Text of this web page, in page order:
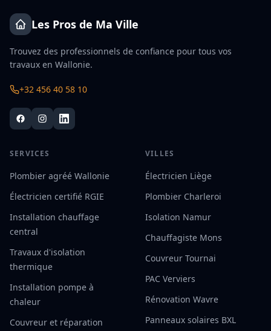
Les Pros de Ma Ville
Trouvez des professionnels de confiance pour tous vos
travaux en Wallonie.
+32 456 40 58 10
SERVICES
Plombier agréé Wallonie
Électricien certifié RGIE
Installation chauffage
central
Travaux d'isolation
thermique
Installation pompe à
chaleur
Couvreur et réparation
VILLES
Électricien Liège
Plombier Charleroi
Isolation Namur
Chauffagiste Mons
Couvreur Tournai
PAC Verviers
Rénovation Wavre
Panneaux solaires BXL